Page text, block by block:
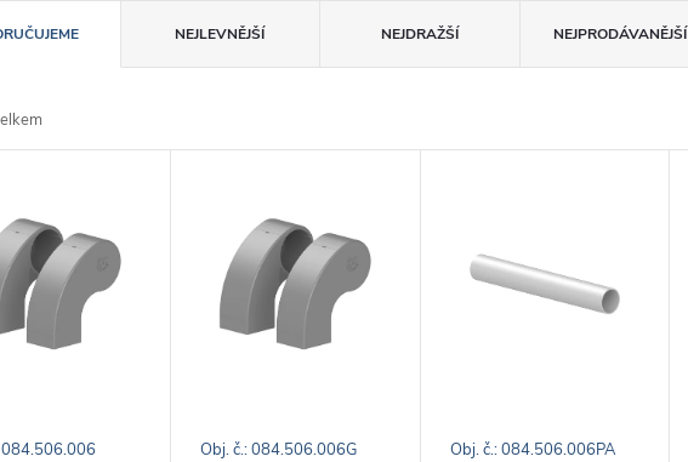
NEJLEVNĚJŠÍ NEJDRAŽŠÍ NEJPRODÁVANĚJŠÍ
084.506.006 Obj. č.: 084.506.006G Obj. č.: 084.506.006PA